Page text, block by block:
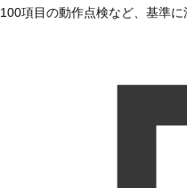
100項目の動作点検など、基準